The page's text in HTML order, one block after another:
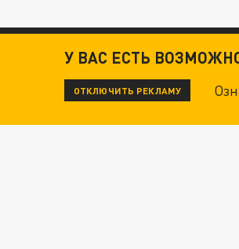
У ВАС ЕСТЬ
ОТКЛЮЧИТЬ РЕКЛАМУ